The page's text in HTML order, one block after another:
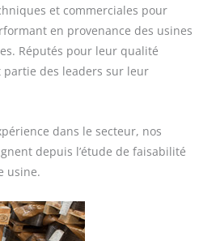
et commerciales pour
en provenance des usines
Réputés pour leur qualité
partie des leaders sur leur
dans le secteur, nos
depuis l’étude de faisabilité
usine.